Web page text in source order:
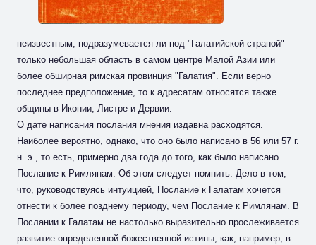
неизвестным, подразумевается ли под "Галатийской страной"
только небольшая область в самом центре Малой Азии или
более обширная римская провинция "Галатия". Если верно
последнее предположение, то к адресатам относятся также
общины в Иконии, Листре и Дервии.
О дате написания послания мнения издавна расходятся.
Наиболее вероятно, однако, что оно было написано в 56 или 57 г.
н. э., то есть, примерно два года до того, как было написано
Послание к Римлянам. Об этом следует помнить. Дело в том,
что, руководствуясь интуицией, Послание к Галатам хочется
отнести к более позднему периоду, чем Послание к Римлянам. В
Послании к Галатам не настолько выразительно прослеживается
развитие определенной божественной истины, как, например, в